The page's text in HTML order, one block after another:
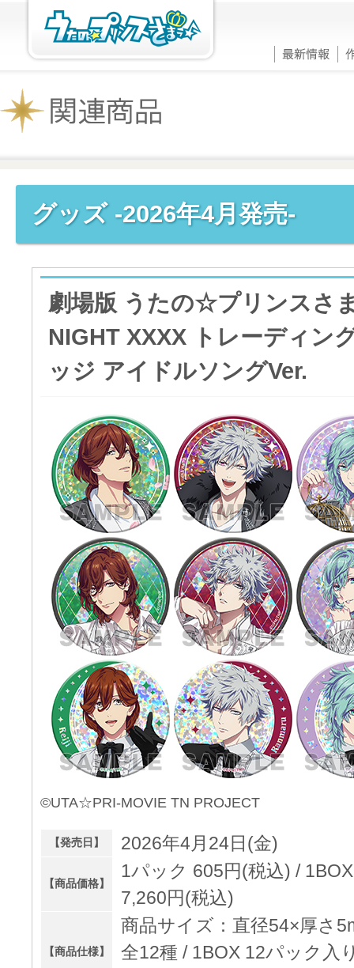
グッズ -2026年4月発売-
劇場版 うたの☆プリンスさ
NIGHT XXXX トレーディン
ッジ アイドルソングVer.
©UTA☆PRI-MOVIE TN PROJECT
【発売日】 2026年4月24日(金)
【商品価格】
1パック 605円(税込) /
7,260円(税込)
【商品仕様】
商品サイズ：直径54×厚さ
全12種 / 1BOX 12パック入